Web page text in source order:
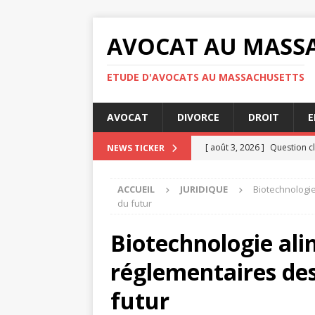
AVOCAT AU
ETUDE D'AVOCATS AU MASSACHUSETTS
AVOCAT DIVORCE DROIT
NEWS TICKER [ août 3, 2026 ] Question
confidentialité
[ juillet 30, 2026 ]
[ août 4, 2026 ] Les
ACCUEIL JURIDIQUE
du futur
Biotechnologie
réglementaires
futur